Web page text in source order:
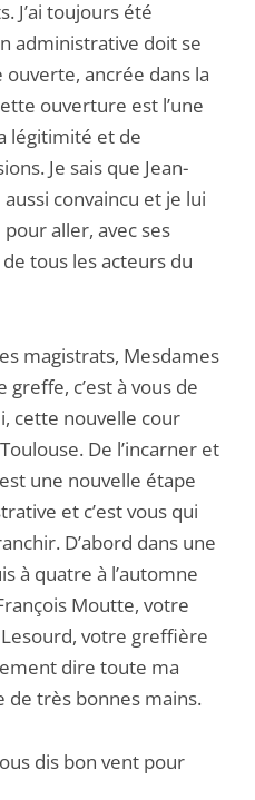
J’ai toujours été
administrative doit se
ancrée dans la
ouverture est l’une
légitimité et de
Je sais que Jean-
convaincu et je lui
aller, avec ses
tous les acteurs du
magistrats, Mesdames
c’est à vous de
cette nouvelle cour
De l’incarner et
une nouvelle étape
et c’est vous qui
D’abord dans une
à quatre à l’automne
Moutte, votre
votre greffière
dire toute ma
de très bonnes mains.
dis bon vent pour